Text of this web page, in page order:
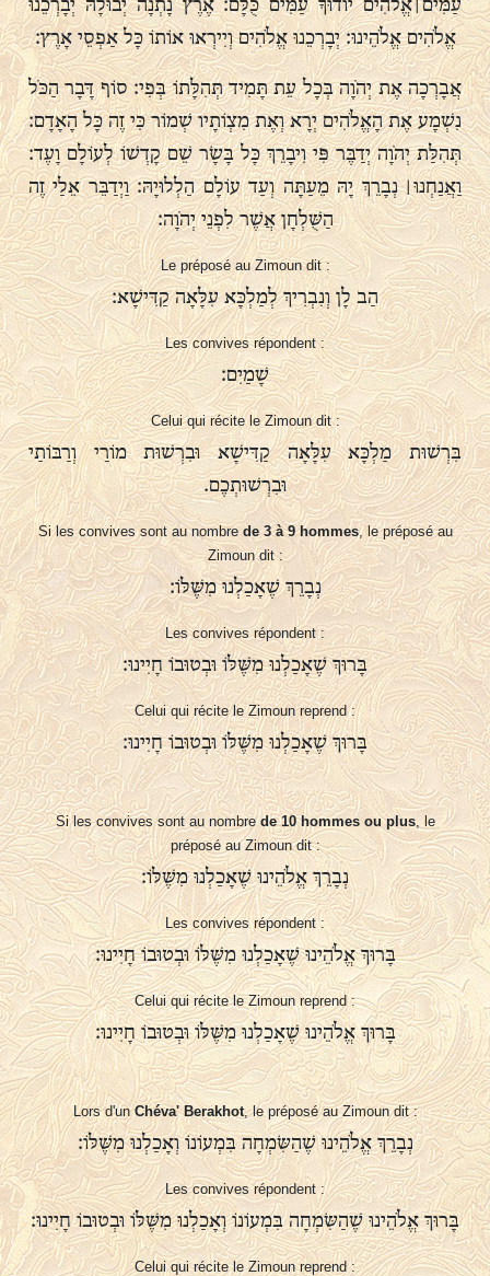
עַמִּים ׀ אֱלֹהִים יוֹדוּךָ עַמִּים כֻּלָּם׃ אֶרֶץ נָתְנָה יְבוּלָהּ יְבָרְכֵנוּ
אֱלֹהִים אֱלֹהֵינוּ׃ יְבָרְכֵנוּ אֱלֹהִים וְיִירְאוּ אוֹתוֹ כָּל אַפְסֵי אָרֶץ׃
אֲבָרְכָה אֶת יְהֹוָה בְּכָל עֵת תָּמִיד תְּהִלָּתוֹ בְּפִי׃ סוֹף דָּבָר הַכֹּל
נִשְׁמָע אֶת הָאֱלֹהִים יְרָא וְאֶת מִצְוֹתָיו שְׁמוֹר כִּי זֶה כָּל הָאָדָם:
תְּהִלַּת יְהֹוָה יְדַבֶּר פִּי וִיבָרֵךְ כָּל בָּשָׂר שֵׁם קָדְשׁוֹ לְעוֹלָם וָעֶד:
וַאֲנַחְנוּ ׀ נְבָרֵךְ יָהּ מֵעַתָּה וְעַד עוֹלָם הַלְלוּיָהּ: וַיְדַבֵּר אֵלַי זֶה
הַשֻּׁלְחָן אֲשֶׁר לִפְנֵי יְהֹוָה:
Le préposé au Zimoun dit :
הַב לָן וְנִבְרִיךְ לְמַלְכָּא עִלָּאָה קַדִּישָׁא:
Les convives répondent :
שָׁמַיִם:
Celui qui récite le Zimoun dit :
בִּרְשׁוּת מַלְכָּא עִלָּאָה קַדִּישָׁא וּבִרְשׁוּת מוֹרַי וְרַבּוֹתַי
וּבִרְשׁוּתְכֶם.
Si les convives sont au nombre de 3 à 9 hommes, le préposé au
Zimoun dit :
נְבָרֵךְ שֶׁאָכַלְנוּ מִשֶּׁלּוֹ:
Les convives répondent :
בָּרוּךְ שֶׁאָכַלְנוּ מִשֶּׁלּוֹ וּבְטוּבוֹ חָיִינוּ:
Celui qui récite le Zimoun reprend :
בָּרוּךְ שֶׁאָכַלְנוּ מִשֶּׁלּוֹ וּבְטוּבוֹ חָיִינוּ:
Si les convives sont au nombrede 10 hommes ou plus, le
préposé au Zimoun dit :
נְבָרֵךְ אֱלֹהֵינוּ שֶׁאָכַלְנוּ מִשֶּׁלּוֹ:
Les convives répondent :
בָּרוּךְ אֱלֹהֵינוּ שֶׁאָכַלְנוּ מִשֶּׁלּוֹ וּבְטוּבוֹ חָיִינוּ:
Celui qui récite le Zimoun reprend :
בָּרוּךְ אֱלֹהֵינוּ שֶׁאָכַלְנוּ מִשֶּׁלּוֹ וּבְטוּבוֹ חָיִינוּ:
Lors d'unChéva' Berakhot, le préposé au Zimoun dit :
נְבָרֵךְ אֱלֹהֵינוּ שֶׁהַשִּׂמְחָה בִּמְעוֹנוֹ וְאָכַלְנוּ מִשֶּׁלּוֹ:
Les convives répondent :
בָּרוּךְ אֱלֹהֵינוּ שֶׁהַשִּׂמְחָה בִּמְעוֹנוֹ וְאָכַלְנוּ מִשֶּׁלּוֹ וּבְטוּבוֹ חָיִינוּ:
Celui qui récite le Zimoun reprend :